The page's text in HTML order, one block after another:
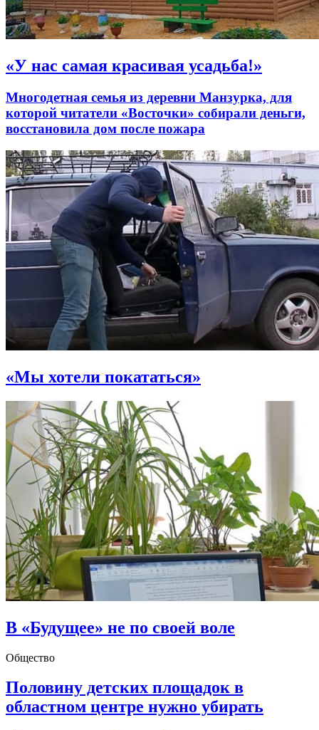
«У нас самая красивая усадьба!»
Многодетная семья из деревни Манзурка, для
которой читатели «Восточки» собирали деньги,
восстановила дом после пожара
«Мы хотели покататься»
В «Будущее» не по своей воле
Общество
Половину детских площадок в
областном центре нужно убирать